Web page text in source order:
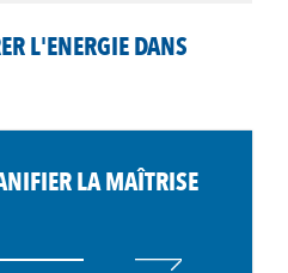
L'ENERGIE DANS
LA MAÎTRISE